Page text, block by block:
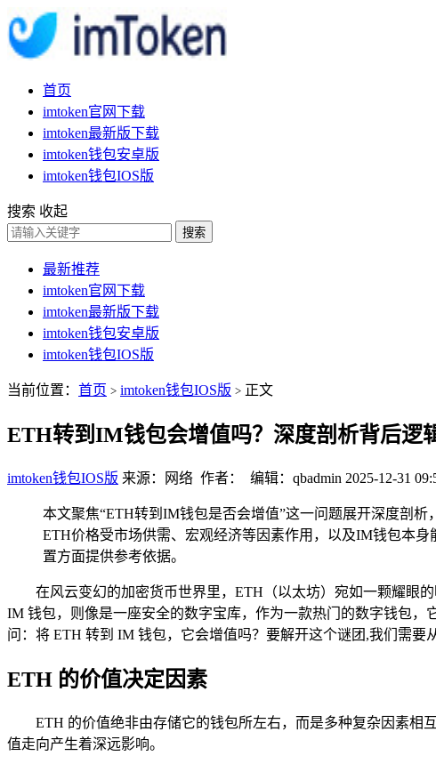
首页
imtoken官网下载
imtoken最新版下载
imtoken钱包安卓版
imtoken钱包IOS版
搜索 收起
搜索
最新推荐
imtoken官网下载
imtoken最新版下载
imtoken钱包安卓版
imtoken钱包IOS版
当前位置： 首页 > imtoken钱包IOS版 > 正文
ETH转到IM钱包会增值吗？深度剖析背后逻
imtoken钱包IOS版 来源：网络 作者： 编辑：qbadmin 2025-12-31
本文聚焦“ETH转到IM钱包是否会增值”这一问题展开深度剖
ETH价格受市场供需、宏观经济等因素作用，以及IM钱包本
置方面提供参考依据。
在风云变幻的加密货币世界里，ETH（以太坊）宛如一颗耀眼
IM 钱包，则像是一座安全的数字宝库，作为一款热门的数字钱包
问：将 ETH 转到 IM 钱包，它会增值吗？要解开这个谜团,我们需要
ETH 的价值决定因素
ETH 的价值绝非由存储它的钱包所左右，而是多种复杂因素相
值走向产生着深远影响。